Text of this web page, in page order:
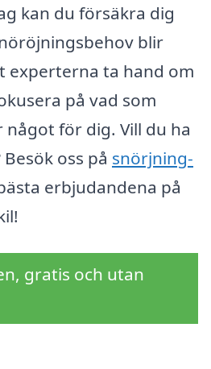
kan du försäkra dig
blir
experterna ta hand om
på vad som
för dig. Vill du ha
oss på snörjning-
erbjudandena på
gratis och utan